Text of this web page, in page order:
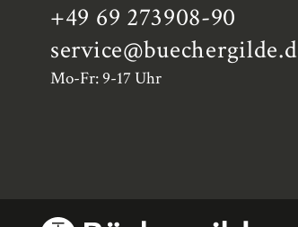
+49 69 273908-90
service
Mo-Fr: 9-17 Uhr